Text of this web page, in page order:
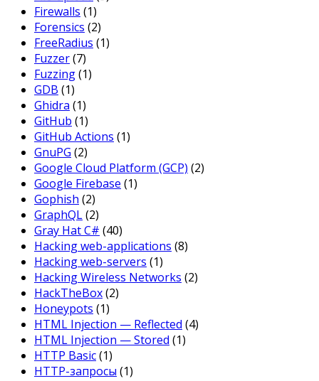
Firewalls (1)
Forensics (2)
FreeRadius (1)
Fuzzer(7)
Fuzzing(1)
GDB (1)
Ghidra (1)
GitHub (1)
GitHub Actions (1)
GnuPG (2)
Google Cloud Platform (GCP) (2)
Google Firebase (1)
Gophish (2)
GraphQL(2)
Gray Hat C# (40)
Hacking web-applications (8)
Hacking web-servers (1)
Hacking Wireless Networks (2)
HackTheBox(2)
Honeypots (1)
HTML Injection — Reflected (4)
HTML Injection — Stored (1)
HTTP Basic(1)
HTTP-запросы (1)